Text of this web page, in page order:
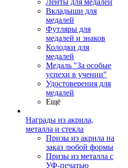
Ленты для медалей
Вкладыши для
медалей
Футляры для
медалей и знаков
Колодки для
медалей
Медаль "За особые
успехи в учении"
Удостоверения для
медалей
Ещё
Награды из акрила,
металла и стекла
Призы из акрила на
заказ любой формы
Призы из металла с
УФ-печатью